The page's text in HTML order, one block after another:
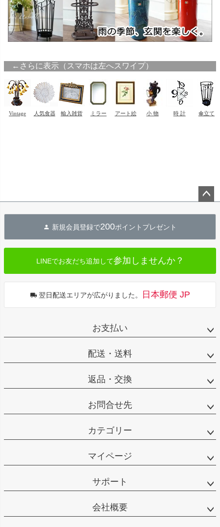
へ
新規会員登録で200ポイントプレゼント
LINEでお友だち追加して参加しませんか？
翌日配送エリアが広がりました。 日本郵便 JP
お支払い
配送・送料
返品・交換
お問合せ先
カテゴリー
マイページ
サポート
会社概要